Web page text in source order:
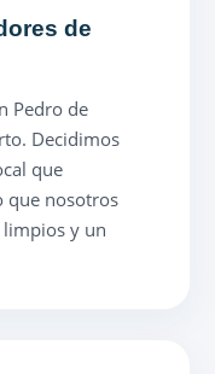
de
Pedro de
Decidimos
que
que nosotros
y un